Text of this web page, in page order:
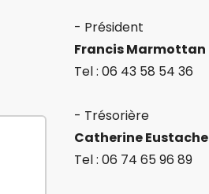
- Président
Francis Marmottan
Tel : 06 43 58 54 36
- Trésorière
Catherine Eustache
Tel : 06 74 65 96 89